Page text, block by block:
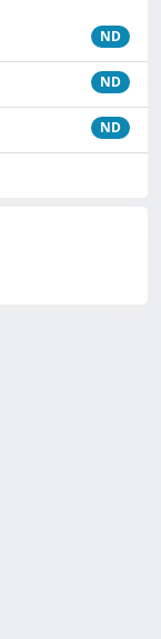
ND
ND
ND